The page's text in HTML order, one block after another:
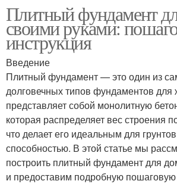
Плитный фундамент
своими руками:
инструкция
Введение
Плитный фундамент — это один из
долговечных типов фундаментов
представляет собой монолитную
которая распределяет вес строения
что делает его идеальным для
способностью. В этой статье мы
построить плитный фундамент для
и предоставим подробную пошаговую